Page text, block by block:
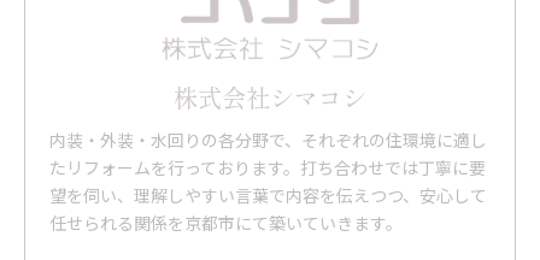
株式会社シマコシ
内装・外装・水回りの各分野で、それぞれの住環境に適し
たリフォームを行っております。打ち合わせでは丁寧に要
望を伺い、理解しやすい言葉で内容を伝えつつ、安心して
任せられる関係を京都市にて築いていきます。